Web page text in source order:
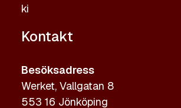
ki
Kontakt
Besöksadress
Werket, Vallgatan 8
553 16 Jönköping